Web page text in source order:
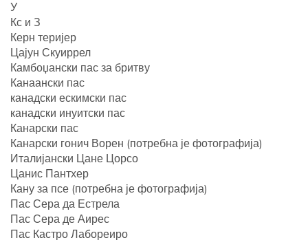
У
Кс и З
Керн теријер
Цајун Скуиррел
Камбоџански пас за бритву
Канаански пас
канадски ескимски пас
канадски инуитски пас
Канарски пас
Канарски гонич Ворен (потребна је фотографија)
Италијански Цане Цорсо
Цанис Пантхер
Кану за псе (потребна је фотографија)
Пас Сера да Естрела
Пас Сера де Аирес
Пас Кастро Лабореиро